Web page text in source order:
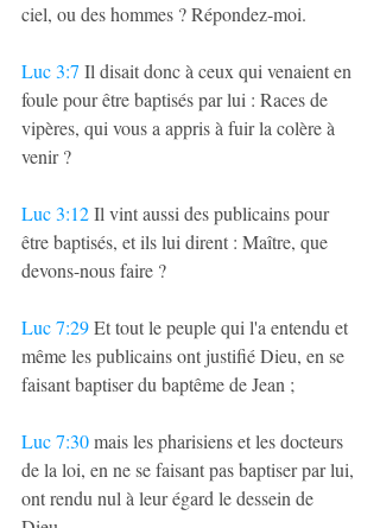
ciel, ou des hommes ? Répondez-moi.
Luc 3:7 Il disait donc à ceux qui venaient en
foule pour être baptisés par lui : Races de
vipères, qui vous a appris à fuir la colère à
venir ?
Luc 3:12 Il vint aussi des publicains pour
être baptisés, et ils lui dirent : Maître, que
devons-nous faire ?
Luc 7:29 Et tout le peuple qui l'a entendu et
même les publicains ont justifié Dieu, en se
faisant baptiser du baptême de Jean ;
Luc 7:30 mais les pharisiens et les docteurs
de la loi, en ne se faisant pas baptiser par lui,
ont rendu nul à leur égard le dessein de